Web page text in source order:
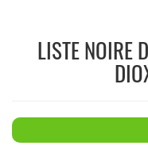
LISTE NOIRE